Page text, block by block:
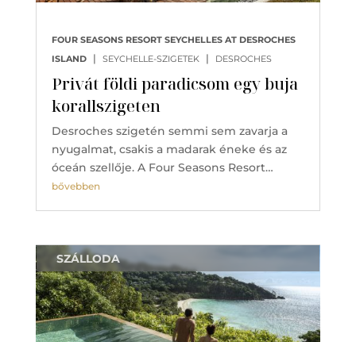
Privát földi paradicsom egy buja
korallszigeten
FOUR SEASONS RESORT SEYCHELLES AT DESROCHES
ISLAND
| SEYCHELLE-SZIGETEK | DESROCHES
Desroches szigetén semmi sem zavarja a
nyugalmat, csakis a madarak éneke és az
óceán szellője. A Four Seasons Resort…
bővebben
SZÁLLODA